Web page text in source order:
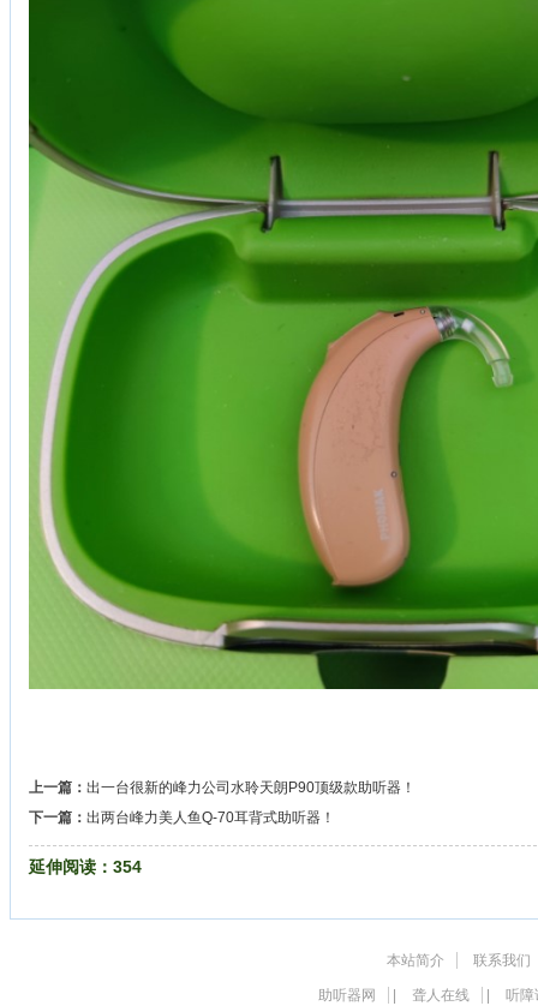
上一篇： 出一台很新的峰力公司水聆天朗P90顶级款助听器！
下一篇： 出两台峰力美人鱼Q-70耳背式助听器！
延伸阅读： 354
本站简介 联系我们
助听器网 | 聋人在线 | 听障